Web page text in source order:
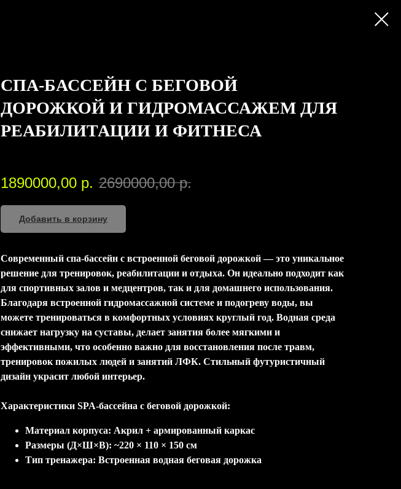
СПА-БАССЕЙН С БЕГОВОЙ
ДОРОЖКОЙ И ГИДРОМАССАЖЕМ ДЛЯ
РЕАБИЛИТАЦИИ И ФИТНЕСА
1890000,00 р. 2690000,00 р.
Добавить в корзину
Современный спа-бассейн с встроенной беговой дорожкой — это уникальное
решение для тренировок, реабилитации и отдыха. Он идеально подходит как
для спортивных залов и медцентров, так и для домашнего использования.
Благодаря встроенной гидромассажной системе и подогреву воды, вы
можете тренироваться в комфортных условиях круглый год. Водная среда
снижает нагрузку на суставы, делает занятия более мягкими и
эффективными, что особенно важно для восстановления после травм,
тренировок пожилых людей и занятий ЛФК. Стильный футуристичный
дизайн украсит любой интерьер.
Характеристики SPA-бассейна с беговой дорожкой:
Материал корпуса: Акрил + армированный каркас
Размеры (Д×Ш×В): ~220 × 110 × 150 см
Тип тренажера: Встроенная водная беговая дорожка